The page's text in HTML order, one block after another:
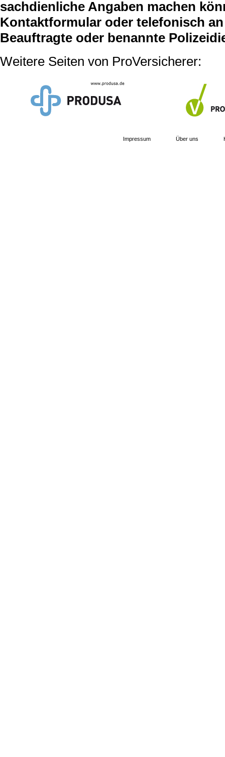
sachdienliche Angaben machen
Kontaktformular oder telefonisch
Beauftragte oder benannte
Weitere Seiten von ProVersicherer:
Impressum Über uns